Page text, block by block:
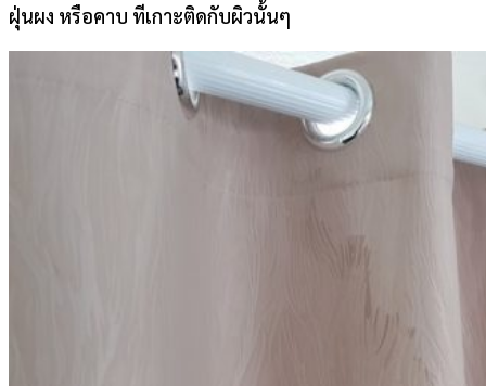
ฝุ่นผง หรือคาบ ทีเกาะติดกับผิวนั้นๆ